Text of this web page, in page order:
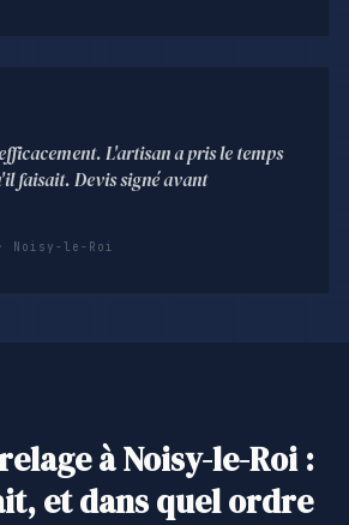
L'artisan a pris le temps
faisait. Devis signé avant
le-Roi
à Noisy-le-Roi :
et dans quel ordre